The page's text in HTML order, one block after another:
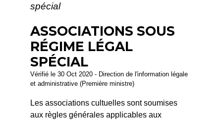
spécial
ASSOCIATIONS SOUS
RÉGIME LÉGAL
SPÉCIAL
Vérifié le 30 Oct 2020 - Direction de l'information légale
et administrative (Première ministre)
Les associations cultuelles sont soumises
aux règles générales applicables aux